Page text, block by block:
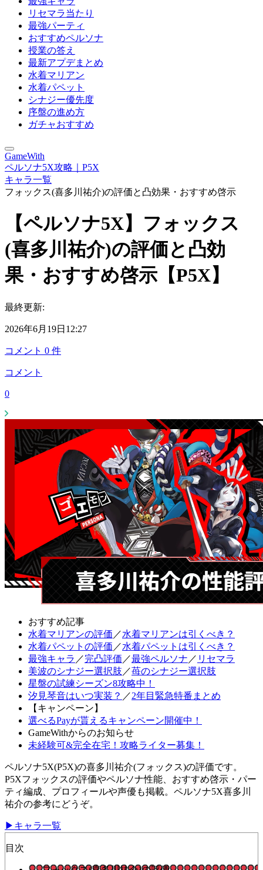
リセマラ当たり
最強パーティ
おすすめペルソナ
授業の答え
最新アプデまとめ
水着マリアン
水着パペット
シナジー優先度
序盤の進め方
ガチャおすすめ
GameWith
ペルソナ5X攻略｜P5X
キャラ一覧
フォックス(喜多川祐介)の評価と凸効果・おすすめ啓示
【ペルソナ5X】フォックス
(喜多川祐介)の評価と凸効
果・おすすめ啓示【P5X】
最終更新:
2026年6月19日12:27
コメント 0 件
コメント
0
おすすめ記事
水着マリアンの評価 ／水着マリアンは引くべき？
水着パペットの評価 ／水着パペットは引くべき？
最強キャラ ／完凸評価 ／最強ペルソナ ／ リセマラ
美波のシナジー選択肢 ／苺のシナジー選択肢
星盤の試練シーズン8攻略中！
汐見琴音はいつ実装？ ／2年目緊急特番まとめ
【キャンペーン】
選べるPayが貰えるキャンペーン開催中！
GameWithからのお知らせ
未経験可&完全在宅！攻略ライター募集！
ペルソナ5X(P5X)の喜多川祐介(フォックス)の評価です。
P5Xフォックスの評価やペルソナ性能、おすすめ啓示・パー
ティ編成、プロフィールや声優も掲載。ペルソナ5X喜多川
祐介の参考にどうぞ。
▶キャラ一覧
目次